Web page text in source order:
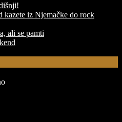
iz Njemačke do rock
ali se pamti